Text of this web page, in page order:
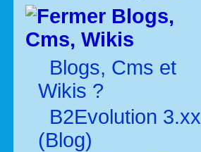
Blogs,
Cms, Wikis
Blogs, Cms et
Wikis ?
B2Evolution 3.xx
(Blog)